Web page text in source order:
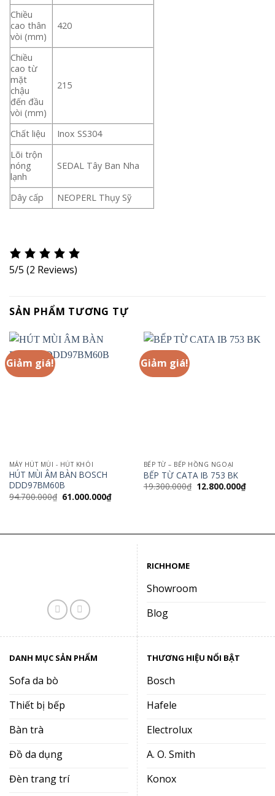
Chiều
cao thân
vòi (mm)
420
Chiều
cao từ
mặt
chậu
đến đầu
vòi (mm)
215
Chất liệu
Inox SS304
Lõi trộn
nóng
lạnh
SEDAL Tây Ban Nha
Dây cấp NEOPERL Thụy Sỹ
5/5 (2 Reviews)
SẢN PHẨM TƯƠNG TỰ
Giảm giá!
MÁY HÚT MÙI - HÚT KHÓI
HÚT MÙI ÂM BÀN BOSCH
DDD97BM60B
94.700.000₫ Giá
gốc
61.000.000₫Giá
hiện
Giảm giá!
BẾP TỪ – BẾP HỒNG NGOẠI
BẾP TỪ CATA IB 753 BK
19.300.000₫ Giá
12.800.000₫Giá
hiện
RICHHOME
Showroom
Blog
DANH MỤC SẢN PHẨM
Sofa da bò
Thiết bị bếp
Bàn trà
Đồ da dụng
Đèn trang trí
THƯƠNG HIỆU NỔI BẬT
Bosch
Hafele
Electrolux
A. O. Smith
Konox